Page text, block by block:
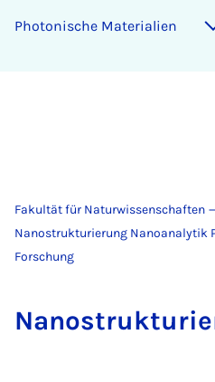
Pho­to­ni­sche Ma­te­ri­a­li­en
Fakultät für Naturwissenschaften
Nanostrukturierung Nanoanalytik
Forschung